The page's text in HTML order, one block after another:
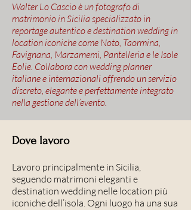
Walter Lo Cascio è un fotografo di
matrimonio in Sicilia specializzato in
reportage autentico e destination wedding in
location iconiche come Noto, Taormina,
Favignana, Marzamemi, Pantelleria e le Isole
Eolie. Collabora con wedding planner
italiane e internazionali offrendo un servizio
discreto, elegante e perfettamente integrato
nella gestione dell’evento.
Dove lavoro
Lavoro principalmente in Sicilia,
seguendo matrimoni eleganti e
destination wedding nelle location più
iconiche dell’isola. Ogni luogo ha una sua